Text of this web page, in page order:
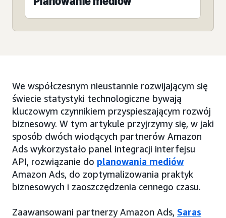
We współczesnym nieustannie rozwijającym się
świecie statystyki technologiczne bywają
kluczowym czynnikiem przyspieszającym rozwój
biznesowy. W tym artykule przyjrzymy się, w jaki
sposób dwóch wiodących partnerów Amazon
Ads wykorzystało panel integracji interfejsu
API, rozwiązanie do planowania mediów
Amazon Ads, do zoptymalizowania praktyk
biznesowych i zaoszczędzenia cennego czasu.
Zaawansowani partnerzy Amazon Ads, Saras